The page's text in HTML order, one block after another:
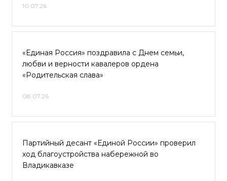
10.07.26
«Единая Россия» поздравила с Днем семьи,
любви и верности кавалеров ордена
«Родительская слава»
08.07.26
Партийный десант «Единой России» проверил
ход благоустройства набережной во
Владикавказе